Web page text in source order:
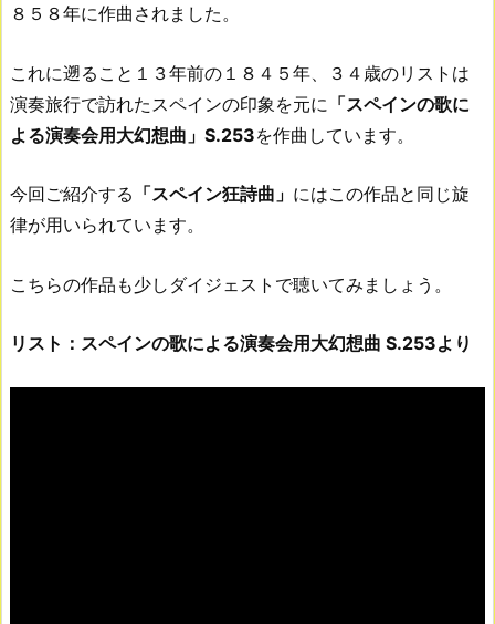
８５８年に作曲されました。
これに遡ること１３年前の１８４５年、３４歳のリストは
演奏旅行で訪れたスペインの印象を元に 「スペインの歌に
よる演奏会用大幻想曲」S.253を作曲しています。
今回ご紹介する 「スペイン狂詩曲」 にはこの作品と同じ旋
律が用いられています。
こちらの作品も少しダイジェストで聴いてみましょう。
リスト：スペインの歌による演奏会用大幻想曲 S.253より